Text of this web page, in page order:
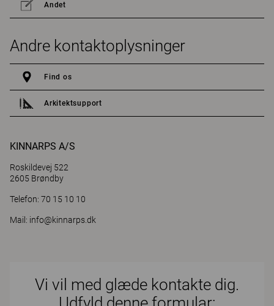
Andet
Andre kontaktoplysninger
Find os
Arkitektsupport
KINNARPS A/S
Roskildevej 522
2605 Brøndby
Telefon: 70 15 10 10
Mail: info@kinnarps.dk
Vi vil med glæde kontakte dig.